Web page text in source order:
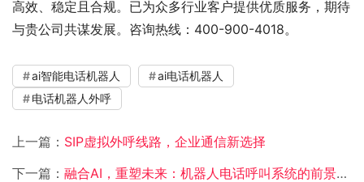
高效、稳定且合规。已为众多行业客户提供优质服务，期待
与贵公司共谋发展。咨询热线：400-900-4018。
ai智能电话机器人
ai电话机器人
电话机器人外呼
上一篇： SIP虚拟外呼线路，企业通信新选择
下一篇： 融合AI，重塑未来：机器人电话呼叫系统的前景展望